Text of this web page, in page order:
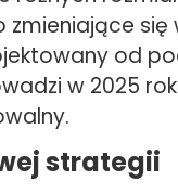
zmieniające
od
w 2025
strategii